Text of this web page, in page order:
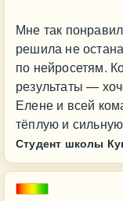
Мне так
решила не
по нейросетям.
результаты —
Елене и всей
тёплую и
Студент школы